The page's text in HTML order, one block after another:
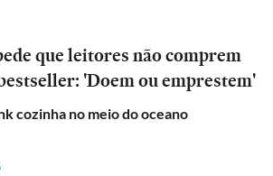
que leitores não comprem
'Doem ou emprestem'
cozinha no meio do oceano